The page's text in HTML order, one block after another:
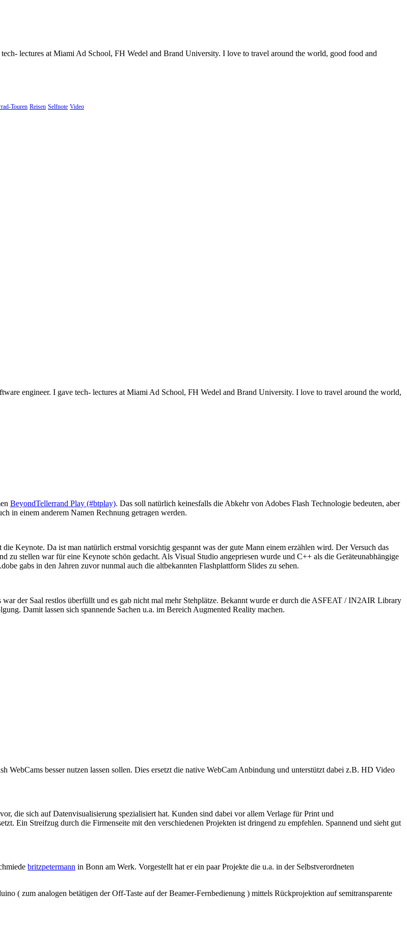
lectures at Miami Ad School, FH Wedel and Brand University. I love to travel around the world, good food and
Touren Reisen Selfnote Video
engineer. I gave tech- lectures at Miami Ad School, FH Wedel and Brand University. I love to travel around the world,
BeyondTellerrand Play (#btplay). Das soll natürlich keinesfalls die Abkehr von Adobes Flash Technologie bedeuten, aber
in einem anderem Namen Rechnung getragen werden.
Keynote. Da ist man natürlich erstmal vorsichtig gespannt was der gute Mann einem erzählen wird. Der Versuch das
zu stellen war für eine Keynote schön gedacht. Als Visual Studio angepriesen wurde und C++ als die Geräteunabhängige
gabs in den Jahren zuvor nunmal auch die altbekannten Flashplattform Slides zu sehen.
der Saal restlos überfüllt und es gab nicht mal mehr Stehplätze. Bekannt wurde er durch die ASFEAT / IN2AIR Library
Damit lassen sich spannende Sachen u.a. im Bereich Augmented Reality machen.
WebCams besser nutzen lassen sollen. Dies ersetzt die native WebCam Anbindung und unterstützt dabei z.B. HD Video
die sich auf Datenvisualisierung spezialisiert hat. Kunden sind dabei vor allem Verlage für Print und
Ein Streifzug durch die Firmenseite mit den verschiedenen Projekten ist dringend zu empfehlen. Spannend und sieht gut
britzpetermann in Bonn am Werk. Vorgestellt hat er ein paar Projekte die u.a. in der Selbstverordneten
( zum analogen betätigen der Off-Taste auf der Beamer-Fernbedienung ) mittels Rückprojektion auf semitransparente